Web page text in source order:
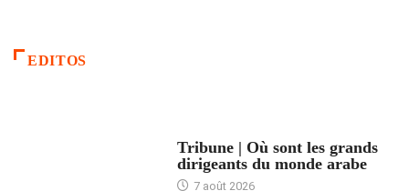
EDITOS
Tribune | Où sont les grands
dirigeants du monde arabe
7 août 2026